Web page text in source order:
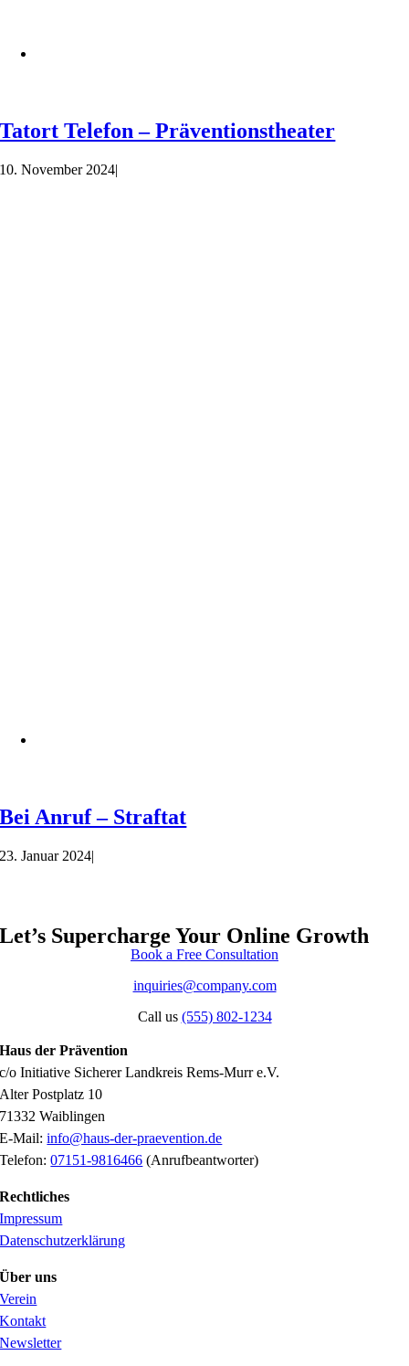
Tatort Telefon – Präventionstheater
10. November 2024|
Bei Anruf – Straftat
23. Januar 2024|
Let’s Supercharge Your Online Growth
Book a Free Consultation
inquiries@company.com
Call us (555) 802-1234
Haus der Prävention
c/o Initiative Sicherer Landkreis Rems-Murr e.V.
Alter Postplatz 10
71332 Waiblingen
E-Mail:info@haus-der-praevention.de
Telefon:07151-9816466 (Anrufbeantworter)
Rechtliches
Impressum
Datenschutzerklärung
Über uns
Verein
Kontakt
Newsletter